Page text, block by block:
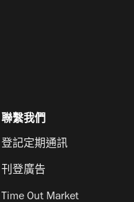
聯繫我們
登記定期通訊
刊登廣告
Time Out Market